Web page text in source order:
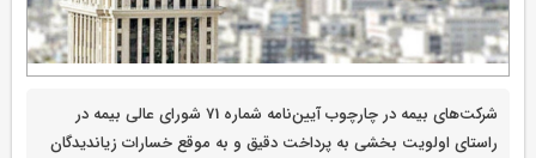
شرکت‌های بیمه در چارچوب آیین‌نامه شماره 71 شورای عالی بیمه در
راستای اولویت بخشی به پرداخت دقیق و به موقع خسارات زیاندیدگان